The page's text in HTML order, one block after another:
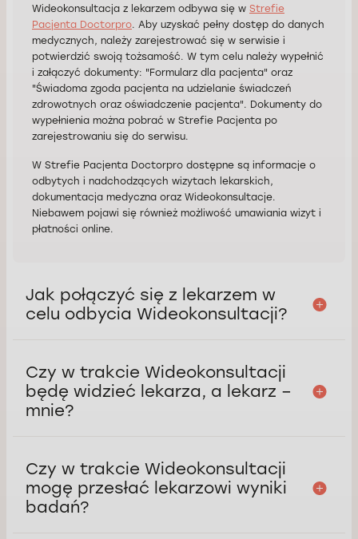
Wideokonsultacja z lekarzem odbywa się w Strefie
Pacjenta Doctorpro. Aby uzyskać pełny dostęp do danych
medycznych, należy zarejestrować się w serwisie i
potwierdzić swoją tożsamość. W tym celu należy wypełnić
i załączyć dokumenty: "Formularz dla pacjenta" oraz
"Świadoma zgoda pacjenta na udzielanie świadczeń
zdrowotnych oraz oświadczenie pacjenta". Dokumenty do
wypełnienia można pobrać w Strefie Pacjenta po
zarejestrowaniu się do serwisu.
W Strefie Pacjenta Doctorpro dostępne są informacje o
odbytych i nadchodzących wizytach lekarskich,
dokumentacja medyczna oraz Wideokonsultacje.
Niebawem pojawi się również możliwość umawiania wizyt i
płatności online.
Jak połączyć się z lekarzem w
celu odbycia Wideokonsultacji?
Czy w trakcie Wideokonsultacji
będę widzieć lekarza, a lekarz –
mnie?
Czy w trakcie Wideokonsultacji
mogę przesłać lekarzowi wyniki
badań?